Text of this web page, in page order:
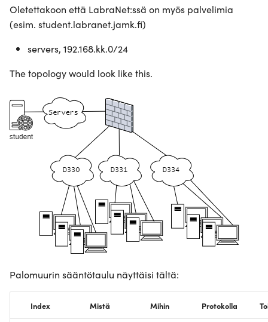
Oletettakoon että LabraNet:ssä on myös palvelimia
(esim. student.labranet.jamk.fi)
servers, 192.168.kk.0/24
The topology would look like this.
Palomuurin sääntötaulu näyttäisi tältä:
Index Mistä Mihin Protokolla